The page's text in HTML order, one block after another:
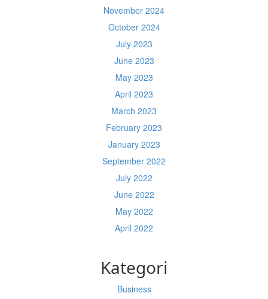
November 2024
October 2024
July 2023
June 2023
May 2023
April 2023
March 2023
February 2023
January 2023
September 2022
July 2022
June 2022
May 2022
April 2022
Kategori
Business